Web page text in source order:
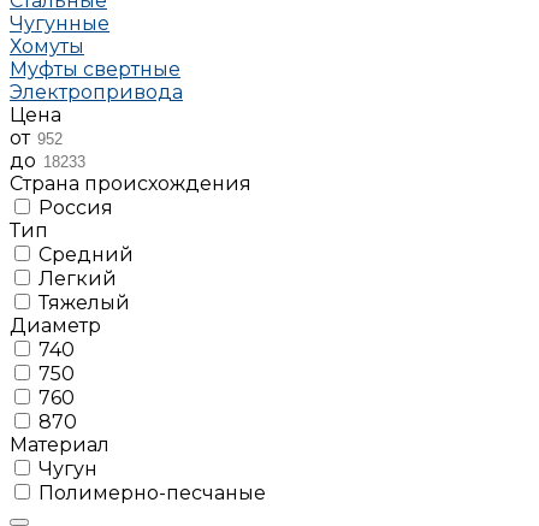
Чугунные
Хомуты
Муфты свертные
Электропривода
Цена
от
до
Страна происхождения
Россия
Тип
Средний
Легкий
Тяжелый
Диаметр
740
750
760
870
Материал
Чугун
Полимерно-песчаные